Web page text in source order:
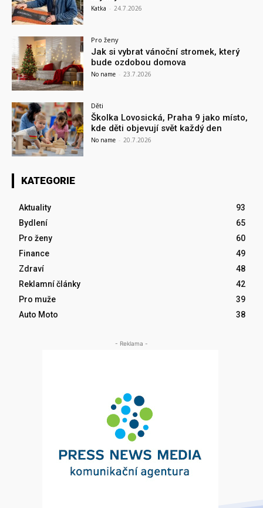
Katka - 24.7.2026
Pro ženy
Jak si vybrat vánoční stromek, který
bude ozdobou domova
No name - 23.7.2026
Děti
Školka Lovosická, Praha 9 jako místo,
kde děti objevují svět každý den
No name - 20.7.2026
KATEGORIE
Aktuality
93
Bydlení
65
Pro ženy
60
Finance
49
Zdraví
48
Reklamní články
42
Pro muže
39
Auto Moto
38
- Reklama -